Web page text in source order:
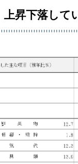
昇下落して